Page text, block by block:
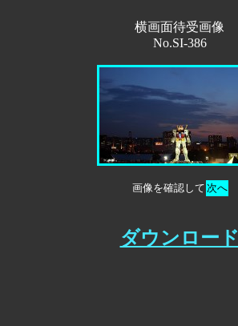
横画面待受画像
No.SI-386
画像を確認して 次へ
ダウンロード